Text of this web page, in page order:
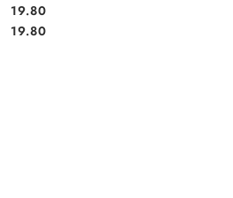
Cena:
19.80
Cena:
19.80